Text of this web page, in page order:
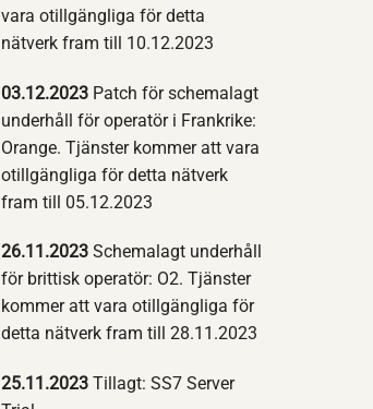
vara otillgängliga för detta
nätverk fram till 10.12.2023
03.12.2023 Patch för schemalagt
underhåll för operatör i Frankrike:
Orange. Tjänster kommer att vara
otillgängliga för detta nätverk
fram till 05.12.2023
26.11.2023 Schemalagt underhåll
för brittisk operatör: O2. Tjänster
kommer att vara otillgängliga för
detta nätverk fram till 28.11.2023
25.11.2023 Tillagt: SS7 Server